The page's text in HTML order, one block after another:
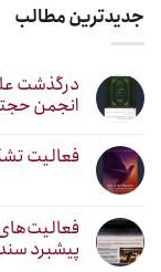
جدیدترین مطالب
درگذشت
انجمن
فعالیت
پیشبرد سند